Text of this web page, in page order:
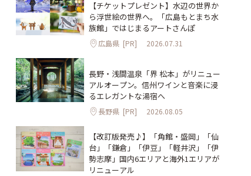
【チケットプレゼント】水辺の世界か
ら浮世絵の世界へ。「広島もとまち水
族館」ではじまるアートさんぽ
広島県 [PR] 2026.07.31
長野・浅間温泉「界 松本」がリニュー
アルオープン。信州ワインと音楽に浸
るエレガントな湯宿へ
長野県 [PR] 2026.08.05
【改訂版発売♪】「角館・盛岡」「仙
台」「鎌倉」「伊豆」「軽井沢」「伊
勢志摩」国内6エリアと海外1エリアが
リニューアル